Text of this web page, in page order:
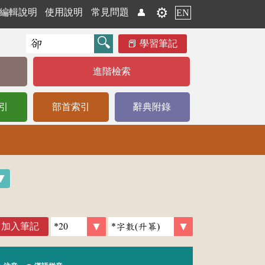
編輯說明 使用說明 常見問題 👤 ⚙️ EN
學習筆記
進階檢索
部首索引 辭典附錄
加入筆記